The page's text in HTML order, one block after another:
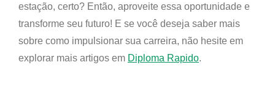
estação, certo? Então, aproveite essa oportunidade e
transforme seu futuro! E se você deseja saber mais
sobre como impulsionar sua carreira, não hesite em
explorar mais artigos em Diploma Rapido.